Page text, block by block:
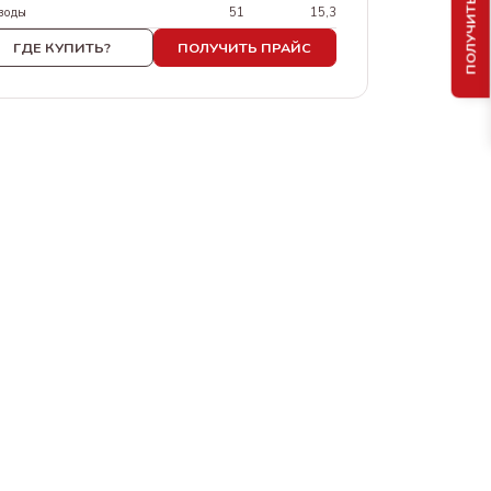
51 15,3
ГДЕ КУПИТЬ? ПОЛУЧИТЬ ПРАЙС